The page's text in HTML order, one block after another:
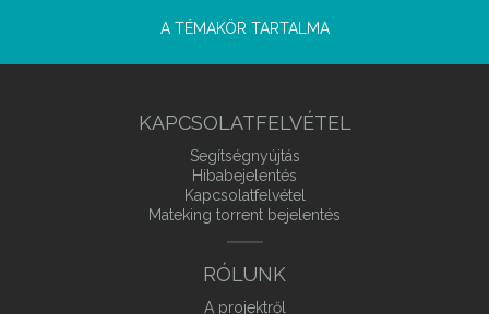
A TÉMAKÖR TARTALMA
KAPCSOLATFELVÉTEL
Segítségnyújtás
Hibabejelentés
Kapcsolatfelvétel
Mateking torrent bejelentés
RÓLUNK
A projektről